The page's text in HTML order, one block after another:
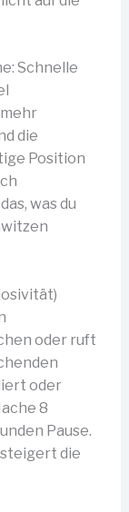
Schnelle
die
Position
was du
oder ruft
oder
8
Pause.
die